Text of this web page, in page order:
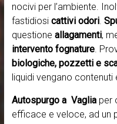
nocivi per l’ambiente.
fastidiosi cattivi odori.
questione allagamenti,
intervento fognature.
biologiche, pozzetti e
liquidi vengano
Autospurgo a Vaglia per
efficace e veloce, ad un